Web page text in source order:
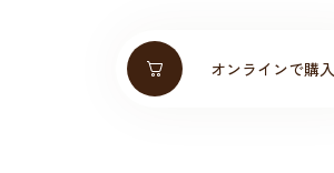
オンラインで購入